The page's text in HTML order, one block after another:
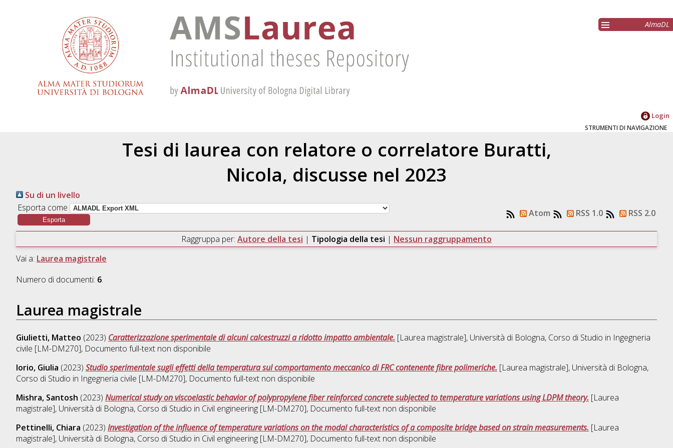
AlmaDL
Login
STRUMENTI DI NAVIGAZIONE
Tesi di laurea con relatore o correlatore Buratti,
Nicola, discusse nel 2023
Su di un livello
Esporta come
Atom RSS 1.0 RSS 2.0
Raggruppa per: Autore della tesi | Tipologia della tesi | Nessun raggruppamento
Vai a: Laurea magistrale
Numero di documenti: 6.
Laurea magistrale
Giulietti, Matteo (2023) Caratterizzazione sperimentale di alcuni calcestruzzi a ridotto impatto ambientale. [Laurea magistrale], Università di Bologna, Corso di Studio in Ingegneria
civile [LM-DM270], Documento full-text non disponibile
Iorio, Giulia (2023) Studio sperimentale sugli effetti della temperatura sul comportamento meccanico di FRC contenente fibre polimeriche. [Laurea magistrale], Università di Bologna,
Corso di Studio in Ingegneria civile [LM-DM270], Documento full-text non disponibile
Mishra, Santosh (2023) Numerical study on viscoelastic behavior of polypropylene fiber reinforced concrete subjected to temperature variations using LDPM theory. [Laurea
magistrale], Università di Bologna, Corso di Studio in Civil engineering [LM-DM270], Documento full-text non disponibile
Pettinelli, Chiara (2023) Investigation of the influence of temperature variations on the modal characteristics of a composite bridge based on strain measurements. [Laurea
magistrale], Università di Bologna, Corso di Studio in Civil engineering [LM-DM270], Documento full-text non disponibile